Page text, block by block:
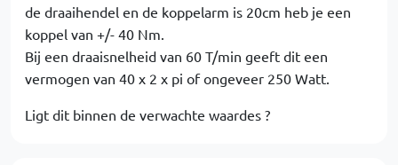
de draaihendel en de koppelarm is 20cm heb je een
koppel van +/- 40 Nm.
Bij een draaisnelheid van 60 T/min geeft dit een
vermogen van 40 x 2 x pi of ongeveer 250 Watt.
Ligt dit binnen de verwachte waardes ?